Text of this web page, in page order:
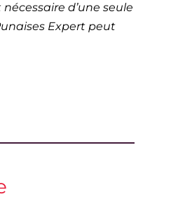
d’une seule
Expert peut